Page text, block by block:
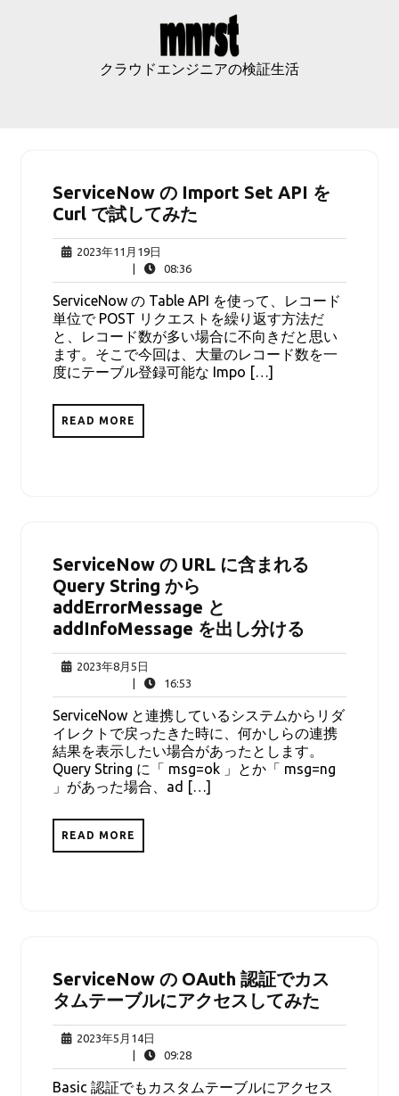
クラウドエンジニアの検証生活
ServiceNow の Import Set API を
Curl で試してみた
2023年11月19日
年
11
月
19
日
08:3608:36
ServiceNow の Table API を使って、レコード
単位で POST リクエストを繰り返す方法だ
と、レコード数が多い場合に不向きだと思い
ます。そこで今回は、大量のレコード数を一
度にテーブル登録可能な Impo […]
READ MORE
ServiceNow の URL に含まれる
Query String から
addErrorMessage と
addInfoMessage を出し分ける
2023年8月5日
年
8
月
5
日
16:53
ServiceNow と連携しているシステムからリダ
イレクトで戻ったきた時に、何かしらの連携
結果を表示したい場合があったとします。
Query String に「 msg=ok 」とか「 msg=ng
」があった場合、ad […]
READ MORE
ServiceNow の OAuth 認証でカス
タムテーブルにアクセスしてみた
2023年5月14日
年
5
月
09:2809:28
Basic 認証でもカスタムテーブルにアクセス